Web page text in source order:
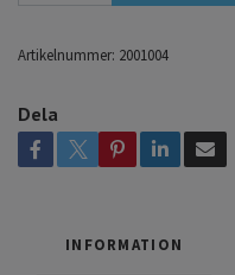
Artikelnummer: 2001004
Dela
INFORMATION